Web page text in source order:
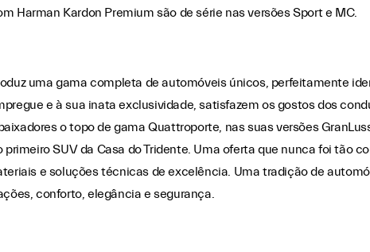
Harman Kardon Premium são de série nas versões Sport e MC.
uma gama completa de automóveis únicos, perfeitamente
e à sua inata exclusividade, satisfazem os gostos dos
o topo de gama Quattroporte, nas suas versões
primeiro SUV da Casa do Tridente. Uma oferta que nunca foi tão
e soluções técnicas de excelência. Uma tradição de
conforto, elegância e segurança.